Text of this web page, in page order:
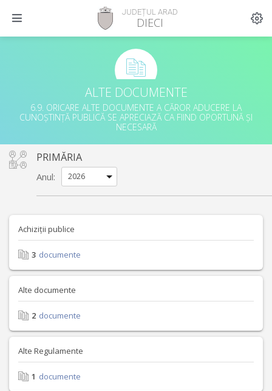
JUDEȚUL ARAD
DIECI
ALTE DOCUMENTE
6.9. ORICARE ALTE DOCUMENTE A CĂROR ADUCERE LA
CUNOȘTINȚĂ PUBLICĂ SE APRECIAZĂ CA FIIND OPORTUNĂ ȘI
NECESARĂ
PRIMĂRIA
Anul:
Achiziții publice
3 documente
Alte documente
2 documente
Alte Regulamente
1 documente